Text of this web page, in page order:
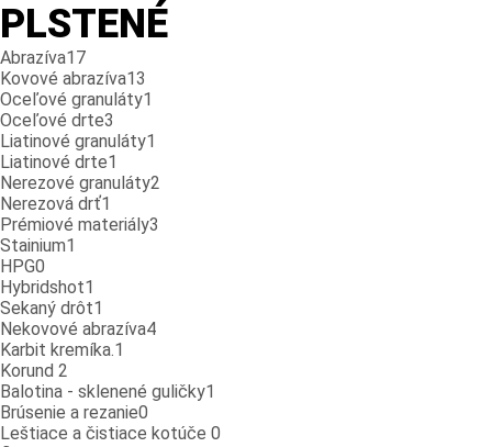
PLSTENÉ
Abrazíva17
Kovové abrazíva13
Oceľové granuláty1
Oceľové drte3
Liatinové granuláty1
Liatinové drte1
Nerezové granuláty2
Nerezová drť1
Prémiové materiály3
Stainium1
HPG0
Hybridshot1
Sekaný drôt1
Nekovové abrazíva4
Karbit kremíka.1
Korund 2
Balotina - sklenené guličky1
Brúsenie a rezanie0
Leštiace a čistiace kotúče 0